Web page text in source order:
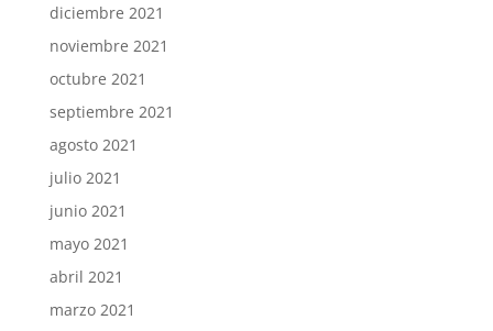
diciembre 2021
noviembre 2021
octubre 2021
septiembre 2021
agosto 2021
julio 2021
junio 2021
mayo 2021
abril 2021
marzo 2021